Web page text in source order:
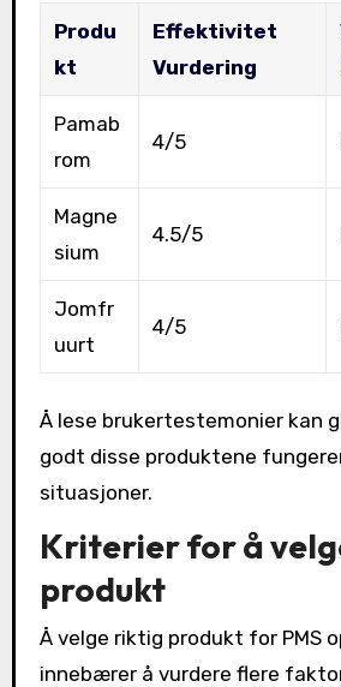
Produ
kt
Effektivitet
Vurdering
Pamab
rom
4/5
Magne
sium
4.5/5
Jomfr
uurt
4/5
Å lese brukertestemonier kan
godt disse produktene
situasjoner.
Kriterier for å
produkt
Å velge riktig produkt for PMS
innebærer å vurdere flere